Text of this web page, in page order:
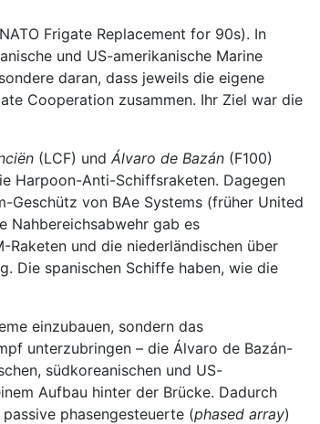
Frigate Replacement for 90s). In
und US-amerikanische Marine
daran, dass jeweils die eigene
Cooperation zusammen. Ihr Ziel war die
(LCF) und Álvaro de Bazán (F100)
Harpoon-Anti-Schiffsraketen. Dagegen
Geschütz von BAe Systems (früher United
Nahbereichsabwehr gab es
Raketen und die niederländischen über
Die spanischen Schiffe haben, wie die
einzubauen, sondern das
unterzubringen – die Álvaro de Bazán-
südkoreanischen und US-
Aufbau hinter der Brücke. Dadurch
phasengesteuerte (phased array)